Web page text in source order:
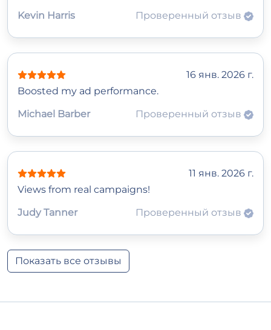
Kevin Harris Проверенный отзыв
16 янв. 2026 г.
Boosted my ad performance.
Michael Barber
Проверенный отзыв
11 янв. 2026 г.
Views from real campaigns!
Judy Tanner
Проверенный отзыв
Показать все отзывы